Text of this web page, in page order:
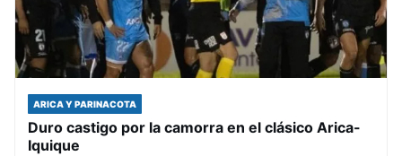
ARICA Y PARINACOTA
Duro castigo por la camorra en el clásico Arica-
Iquique